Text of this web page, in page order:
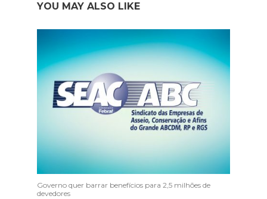
YOU MAY ALSO LIKE
Governo quer barrar benefícios para 2,5 milhões de
devedores